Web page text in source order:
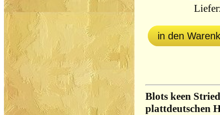
in den
Blots keen
plattdeutschen